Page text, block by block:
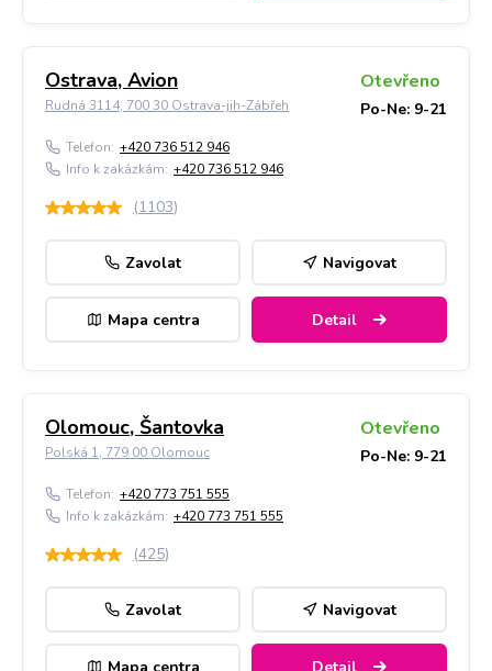
Ostrava, Avion
Rudná 3114, 700 30 Ostrava-jih-Zábřeh
Otevřeno
Po-Ne: 9-21
Telefon: +420 736 512 946
Info k zakázkám: +420 736 512 946
(1103)
Zavolat Navigovat
Mapa centra Detail
Olomouc, Šantovka
Polská 1, 779 00 Olomouc
Otevřeno
Po-Ne: 9-21
Telefon: +420 773 751 555
Info k zakázkám: +420 773 751 555
(425)
Zavolat Navigovat
Mapa centra Detail